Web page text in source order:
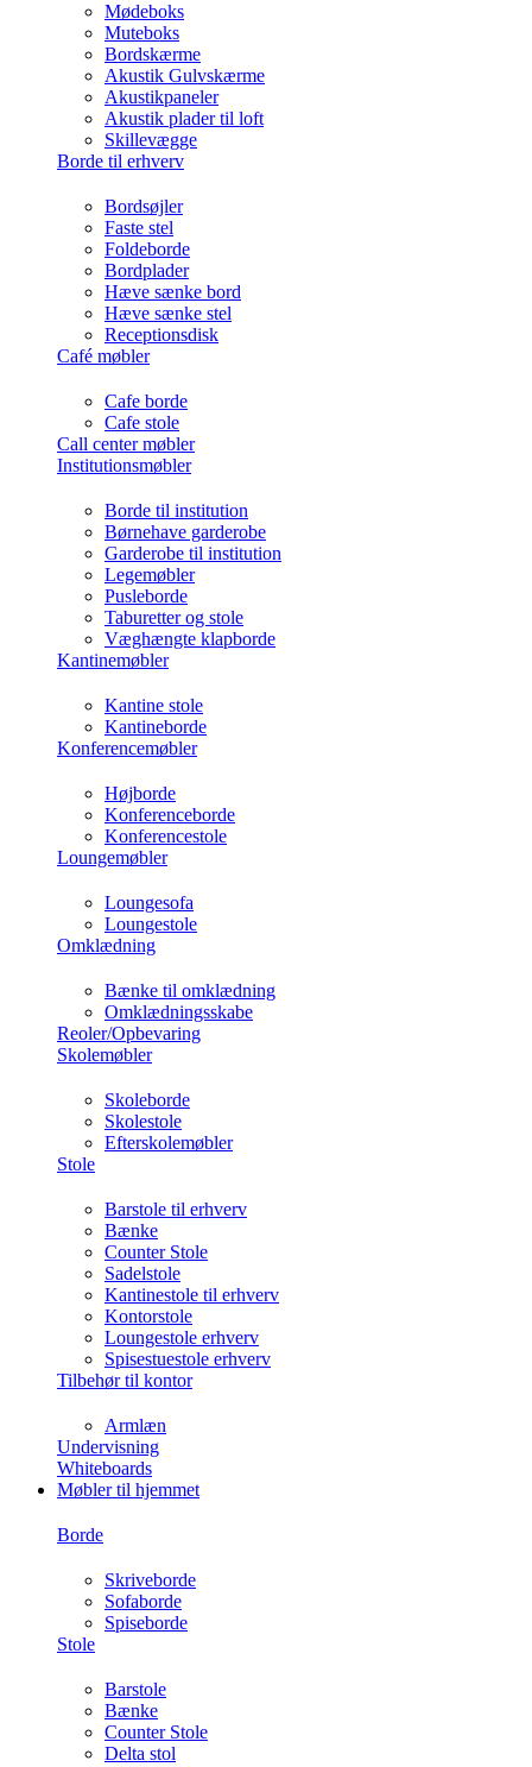
Mødeboks
Muteboks
Bordskærme
Akustik Gulvskærme
Akustikpaneler
Akustik plader til loft
Skillevægge
Borde til erhverv
Bordsøjler
Faste stel
Foldeborde
Bordplader
Hæve sænke bord
Hæve sænke stel
Receptionsdisk
Café møbler
Cafe borde
Cafe stole
Call center møbler
Institutionsmøbler
Borde til institution
Børnehave garderobe
Garderobe til institution
Legemøbler
Pusleborde
Taburetter og stole
Væghængte klapborde
Kantinemøbler
Kantine stole
Kantineborde
Konferencemøbler
Højborde
Konferenceborde
Konferencestole
Loungemøbler
Loungesofa
Loungestole
Omklædning
Bænke til omklædning
Omklædningsskabe
Reoler/Opbevaring
Skolemøbler
Skoleborde
Skolestole
Efterskolemøbler
Stole
Barstole til erhverv
Bænke
Counter Stole
Sadelstole
Kantinestole til erhverv
Kontorstole
Loungestole erhverv
Spisestuestole erhverv
Tilbehør til kontor
Armlæn
Undervisning
Whiteboards
Møbler til hjemmet
Borde
Skriveborde
Sofaborde
Spiseborde
Stole
Barstole
Bænke
Counter Stole
Delta stol